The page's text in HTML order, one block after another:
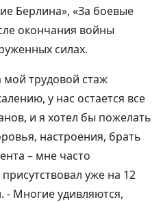
Берлина», «За боевые
окончания войны
силах.
мой трудовой стаж
у нас остается все
и я хотел бы пожелать
настроения, брать
– мне часто
уже на 12
- Многие удивляются,